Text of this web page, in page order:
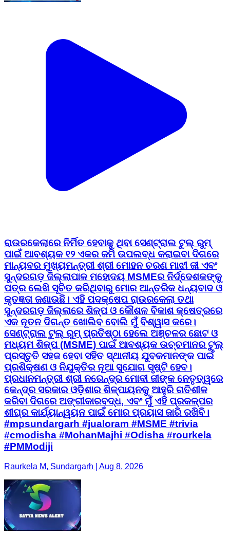
ରାଉରକେଲାରେ ନିର୍ମିତ ହେବାକୁ ଥିବା ସେଣ୍ଟ୍ରାଲ ଟୁଲ୍ ରୁମ୍
ପାଇଁ ଆବଶ୍ୟକ ୧୨ ଏକର ଜମି ଉପଲବ୍ଧ କରାଇବା ଦିଗରେ
ମାନ୍ୟବର ମୁଖ୍ୟମନ୍ତ୍ରୀ ଶ୍ରୀ ମୋହନ ଚରଣ ମାଝୀ ଜୀ ଏବଂ
ସୁନ୍ଦରଗଡ଼ ଜିଲ୍ଲାପାଳ ମହୋଦୟ MSMEର ନିର୍ଦ୍ଦେଶକଙ୍କୁ
ପତ୍ର ଲେଖି ସୂଚିତ କରିଥିବାରୁ ମୋର ଆନ୍ତରିକ ଧନ୍ୟବାଦ ଓ
କୃତଜ୍ଞତା ଜଣାଉଛି। ଏହି ପଦକ୍ଷେପ ରାଉରକେଲା ତଥା
ସୁନ୍ଦରଗଡ଼ ଜିଲ୍ଲାରେ ଶିଳ୍ପ ଓ କୌଶଳ ବିକାଶ କ୍ଷେତ୍ରରେ
ଏକ ନୂତନ ଦିଗନ୍ତ ଖୋଲିବ ବୋଲି ମୁଁ ବିଶ୍ୱାସ କରେ।
ସେଣ୍ଟ୍ରାଲ ଟୁଲ୍ ରୁମ୍ ପ୍ରତିଷ୍ଠା ହେଲେ ଅଞ୍ଚଳର ଛୋଟ ଓ
ମଧ୍ୟମ ଶିଳ୍ପ (MSME) ପାଇଁ ଆବଶ୍ୟକ ଉଚ୍ଚମାନର ଟୁଲ୍
ପ୍ରସ୍ତୁତି ସହଜ ହେବା ସହିତ ସ୍ଥାନୀୟ ଯୁବକମାନଙ୍କ ପାଇଁ
ପ୍ରଶିକ୍ଷଣ ଓ ନିଯୁକ୍ତିର ନୂଆ ସୁଯୋଗ ସୃଷ୍ଟି ହେବ।
ପ୍ରଧାନମନ୍ତ୍ରୀ ଶ୍ରୀ ନରେନ୍ଦ୍ର ମୋଦୀ ଜୀଙ୍କ ନେତୃତ୍ୱରେ
କେନ୍ଦ୍ର ସରକାର ଓଡ଼ିଶାର ଶିଳ୍ପାୟନକୁ ଆହୁରି ଗତିଶୀଳ
କରିବା ଦିଗରେ ଅଙ୍ଗୀକାରବଦ୍ଧ, ଏବଂ ମୁଁ ଏହି ପ୍ରକଳ୍ପର
ଶୀଘ୍ର କାର୍ଯ୍ୟାନ୍ୱୟନ ପାଇଁ ମୋର ପ୍ରୟାସ ଜାରି ରଖିବି।
#mpsundargarh #jualoram #MSME #trivia
#cmodisha #MohanMajhi #Odisha #rourkela
#PMModiji
Raurkela M, Sundargarh | Aug 8, 2026